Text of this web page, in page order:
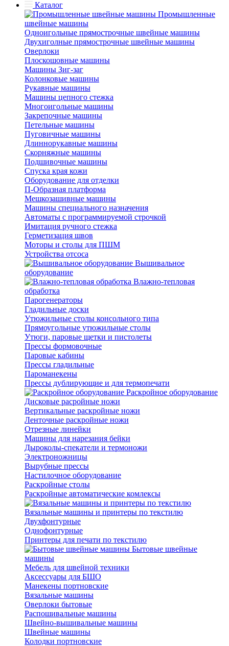
Каталог
Промышленные
швейные машины
Одноигольные прямострочные швейные машины
Двухиголные прямострочные швейные машины
Оверлоки
Плоскошовные машины
Машины Зиг-заг
Колонковые машины
Рукавные машины
Машины цепного стежка
Многоигольные машины
Закрепочные машины
Петельные машины
Пуговичные машины
Длиннорукавные машины
Скорняжные машины
Подшивочные машины
Спуска края кожи
Оборудование для отделки
П-Образная платформа
Мешкозашивные машины
Машины специального назначения
Автоматы с программируемой строчкой
Имитация ручного стежка
Герметизация швов
Моторы и столы для ПШМ
Устройства отсоса
Вышивальное
оборудование
Влажно-тепловая
обработка
Парогенераторы
Гладильные доски
Утюжильные столы консольного типа
Прямоугольные утюжильные столы
Утюги, паровые щетки и пистолеты
Прессы формовочные
Паровые кабины
Прессы гладильные
Пароманекены
Прессы дублирующие и для термопечати
Раскройное оборудование
Дисковые расройные ножи
Вертикальные раскройные ножи
Ленточные раскройные ножи
Отрезные линейки
Машины для нарезания бейки
Дыроколы-спекатели и термоножи
Электроножницы
Вырубные прессы
Настилочное оборудование
Раскройные столы
Раскройные автоматические комлексы
Вязальные машины и принтеры по текстилю
Двухфонтурные
Однофонтурные
Принтеры для печати по текстилю
Бытовые швейные
машины
Мебель для швейной техники
Аксессуары для БШО
Манекены портновские
Вязальные машины
Оверлоки бытовые
Распошивальные машины
Швейно-вышивальные машины
Швейные машины
Колодки портновские